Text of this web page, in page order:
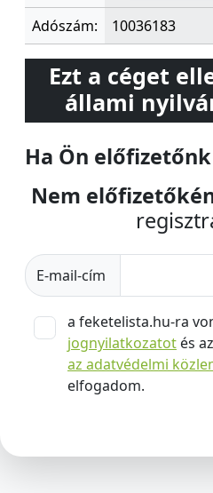
Adószám:
10036183
Ezt a céget
állami
Ha Ön előfizetőnk
Nem
E-mail-cím
a feketelista.hu-ra
jognyilatkozatot és az
az adatvédelmi
elfogadom.